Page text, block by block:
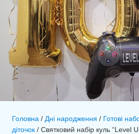
Головна / Дні народження / Готові
діточок / Святковий набір куль “Level